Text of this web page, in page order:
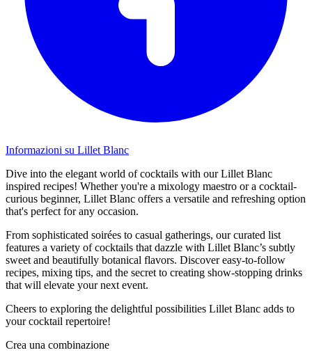
Informazioni su Lillet Blanc
Dive into the elegant world of cocktails with our Lillet Blanc
inspired recipes! Whether you're a mixology maestro or a cocktail-
curious beginner, Lillet Blanc offers a versatile and refreshing option
that's perfect for any occasion.
From sophisticated soirées to casual gatherings, our curated list
features a variety of cocktails that dazzle with Lillet Blanc’s subtly
sweet and beautifully botanical flavors. Discover easy-to-follow
recipes, mixing tips, and the secret to creating show-stopping drinks
that will elevate your next event.
Cheers to exploring the delightful possibilities Lillet Blanc adds to
your cocktail repertoire!
Crea una combinazione